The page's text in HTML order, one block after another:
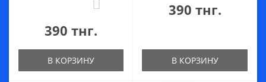
390 тнг.
В КОРЗИНУ
390 тнг.
В КОРЗИНУ